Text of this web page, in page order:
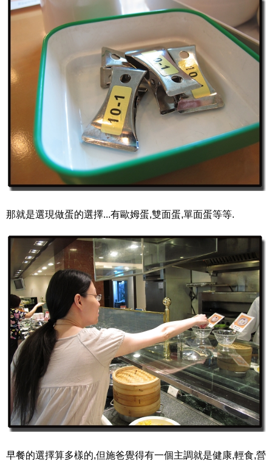
那就是選現做蛋的選擇...有歐姆蛋,雙面蛋,單面蛋等等.
早餐的選擇算多樣的,但施爸覺得有一個主調就是健康,輕食,營